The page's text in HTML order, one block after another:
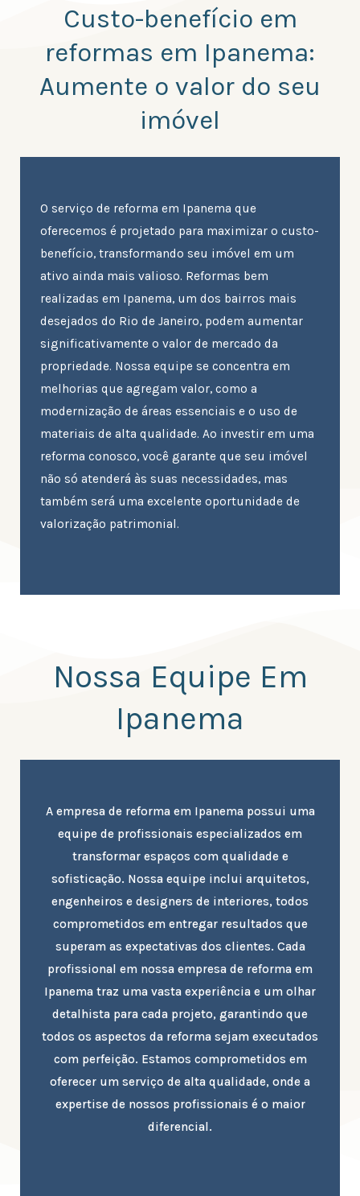
Custo-benefício em
reformas em Ipanema:
Aumente o valor do seu
imóvel
O serviço de reforma em Ipanema que
oferecemos é projetado para maximizar o custo-
benefício, transformando seu imóvel em um
ativo ainda mais valioso. Reformas bem
realizadas em Ipanema, um dos bairros mais
desejados do Rio de Janeiro, podem aumentar
significativamente o valor de mercado da
propriedade. Nossa equipe se concentra em
melhorias que agregam valor, como a
modernização de áreas essenciais e o uso de
materiais de alta qualidade. Ao investir em uma
reforma conosco, você garante que seu imóvel
não só atenderá às suas necessidades, mas
também será uma excelente oportunidade de
valorização patrimonial.
Nossa Equipe Em
Ipanema
A empresa de reforma em Ipanema possui uma
equipe de profissionais especializados em
transformar espaços com qualidade e
sofisticação. Nossa equipe inclui arquitetos,
engenheiros e designers de interiores, todos
comprometidos em entregar resultados que
superam as expectativas dos clientes. Cada
profissional em nossa empresa de reforma em
Ipanema traz uma vasta experiência e um olhar
detalhista para cada projeto, garantindo que
todos os aspectos da reforma sejam executados
com perfeição. Estamos comprometidos em
oferecer um serviço de alta qualidade, onde a
expertise de nossos profissionais é o maior
diferencial.